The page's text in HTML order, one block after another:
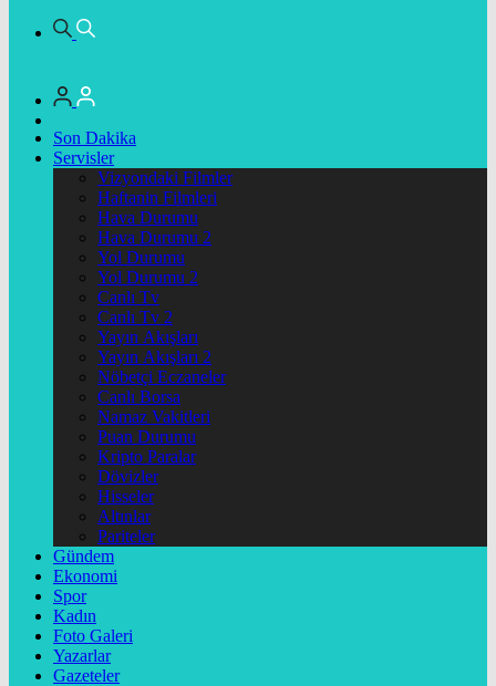
Son Dakika
Servisler
Vizyondaki Filmler
Haftanin Filmleri
Hava Durumu
Hava Durumu 2
Yol Durumu
Yol Durumu 2
Canlı Tv
Canlı Tv 2
Yayın Akışları
Yayın Akışları 2
Nöbetçi Eczaneler
Canlı Borsa
Namaz Vakitleri
Puan Durumu
Kripto Paralar
Dövizler
Hisseler
Altınlar
Pariteler
Gündem
Ekonomi
Spor
Kadın
Foto Galeri
Yazarlar
Gazeteler